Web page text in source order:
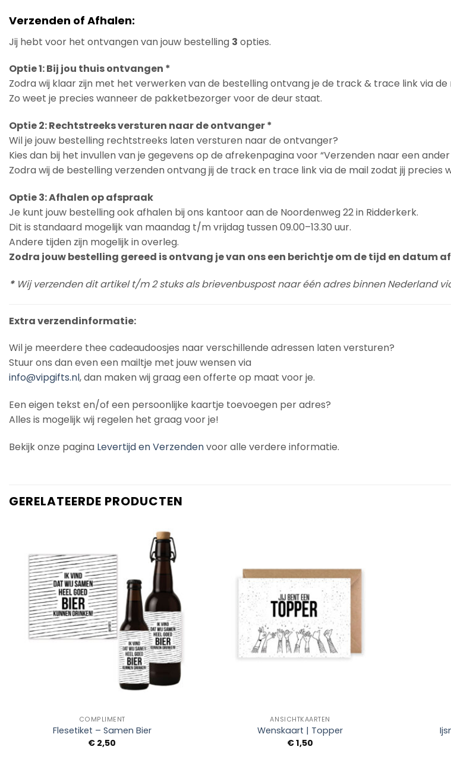
Verzenden of Afhalen:
Jij hebt voor het ontvangen van jouw bestelling 3 opties.
Optie 1: Bij jou thuis ontvangen *
Zodra wij klaar zijn met het verwerken van de bestelling ontvang je de track & trace link via de
Zo weet je precies wanneer de pakketbezorger voor de deur staat.
Optie 2: Rechtstreeks versturen naar de ontvanger *
Wil je jouw bestelling rechtstreeks laten versturen naar de ontvanger?
Kies dan bij het invullen van je gegevens op de afrekenpagina voor “Verzenden naar een
Zodra wij de bestelling verzenden ontvang jij de track en trace link via de mail zodat jij
Optie 3: Afhalen op afspraak
Je kunt jouw bestelling ook afhalen bij ons kantoor aan de Noordenweg 22 in Ridderkerk.
Dit is standaard mogelijk van maandag t/m vrijdag tussen 09.00–13.30 uur.
Andere tijden zijn mogelijk in overleg.
Zodra jouw bestelling gereed is ontvang je van ons een berichtje om de tijd en datum
* Wij verzenden dit artikel t/m 2 stuks als brievenbuspost naar één adres binnen Nederland via
Extra verzendinformatie:
Wil je meerdere thee cadeaudoosjes naar verschillende adressen laten versturen?
Stuur ons dan even een mailtje met jouw wensen via
info@vipgifts.nl, dan maken wij graag een offerte op maat voor je.
Een eigen tekst en/of een persoonlijke kaartje toevoegen per adres?
Alles is mogelijk wij regelen het graag voor je!
Bekijk onze pagina Levertijd en Verzendenvoor alle verdere informatie.
GERELATEERDE PRODUCTEN
Add to
Wishlist
COMPLIMENT
Flesetiket – Samen Bier
€ 2,50
ANSICHTKAARTEN
Wenskaart | Topper
€1,50